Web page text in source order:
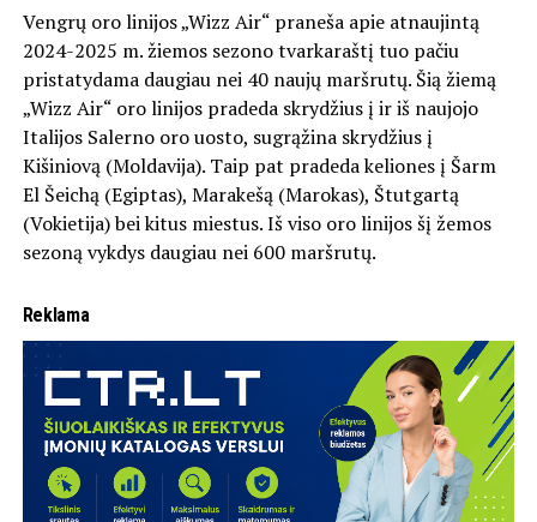
Vengrų oro linijos „Wizz Air“ praneša apie atnaujintą
2024-2025 m. žiemos sezono tvarkaraštį tuo pačiu
pristatydama daugiau nei 40 naujų maršrutų. Šią žiemą
„Wizz Air“ oro linijos pradeda skrydžius į ir iš naujojo
Italijos Salerno oro uosto, sugrąžina skrydžius į
Kišiniovą (Moldavija). Taip pat pradeda keliones į Šarm
El Šeichą (Egiptas), Marakešą (Marokas), Štutgartą
(Vokietija) bei kitus miestus. Iš viso oro linijos šį žemos
sezoną vykdys daugiau nei 600 maršrutų.
Reklama